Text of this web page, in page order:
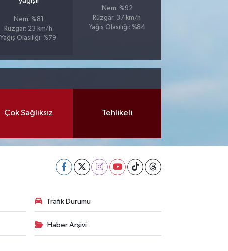
Nem: %81
Rüzgar: 23 km/h
Yağış Olasılığı: %79
Nem: %92
Rüzgar: 37 km/h
Yağış Olasılığı: %84
Çok Sağlıksız Tehlikeli
Trafik Durumu
Haber Arşivi